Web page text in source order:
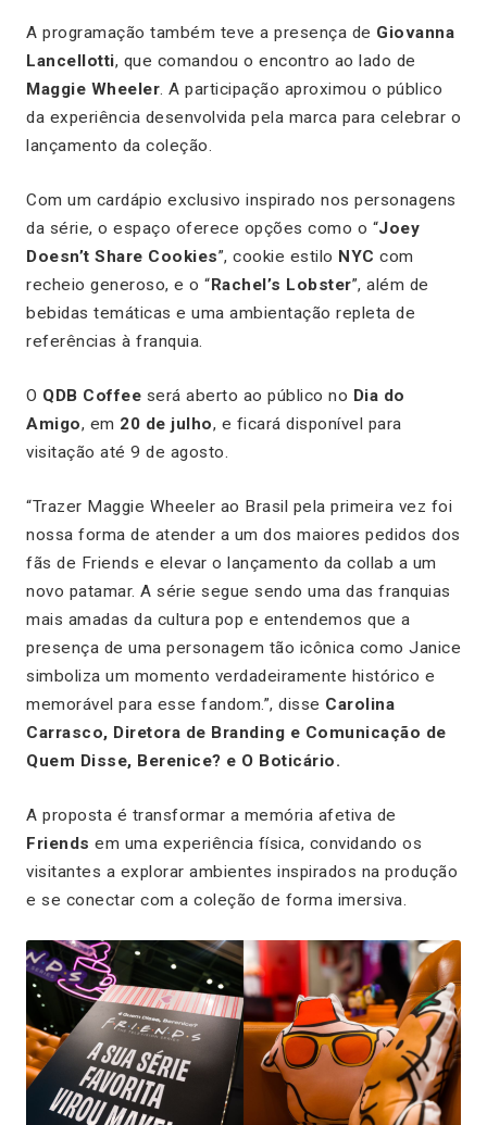
A programação também teve a presença de Giovanna
Lancellotti, que comandou o encontro ao lado de
Maggie Wheeler. A participação aproximou o público
da experiência desenvolvida pela marca para celebrar o
lançamento da coleção.
Com um cardápio exclusivo inspirado nos personagens
da série, o espaço oferece opções como o “Joey
Doesn’t Share Cookies”, cookie estilo NYC com
recheio generoso, e o “ Rachel’s Lobster”, além de
bebidas temáticas e uma ambientação repleta de
referências à franquia.
O QDB Coffee será aberto ao público no Dia do
Amigo, em 20 de julho, e ficará disponível para
visitação até 9 de agosto.
“Trazer Maggie Wheeler ao Brasil pela primeira vez foi
nossa forma de atender a um dos maiores pedidos dos
fãs de Friends e elevar o lançamento da collab a um
novo patamar. A série segue sendo uma das franquias
mais amadas da cultura pop e entendemos que a
presença de uma personagem tão icônica como Janice
simboliza um momento verdadeiramente histórico e
memorável para esse fandom.”, disse Carolina
Carrasco, Diretora de Branding e Comunicação de
Quem Disse, Berenice? e O Boticário.
A proposta é transformar a memória afetiva de
Friends em uma experiência física, convidando os
visitantes a explorar ambientes inspirados na produção
e se conectar com a coleção de forma imersiva.